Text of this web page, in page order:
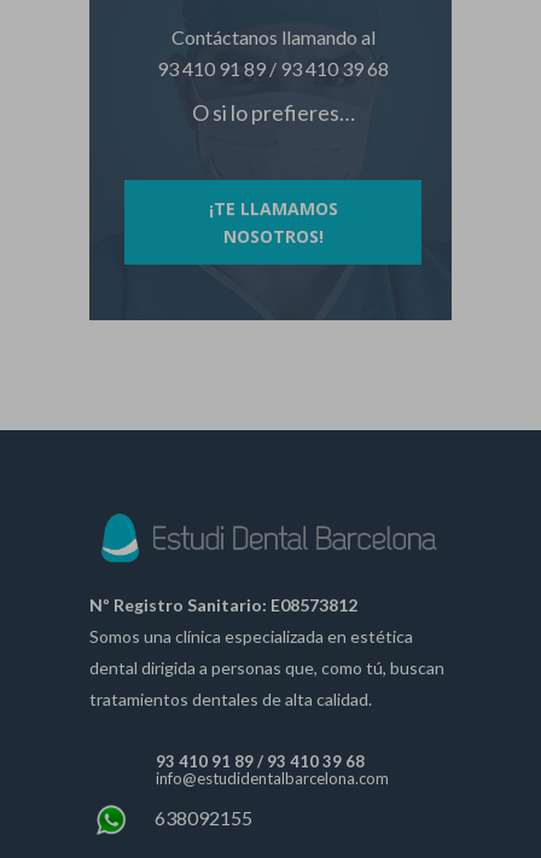
Contáctanos llamando al
93 410 91 89 / 93 410 39 68
O si lo prefieres…
¡TE LLAMAMOS
NOSOTROS!
Nº Registro Sanitario: E08573812
Somos una clínica especializada en estética
dental dirigida a personas que, como tú, buscan
tratamientos dentales de alta calidad.
93 410 91 89/ 93 410 39 68
info@estudidentalbarcelona.com
638092155